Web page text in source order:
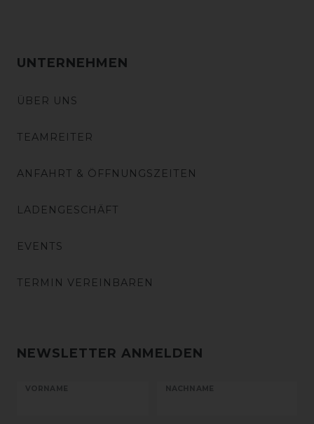
UNTERNEHMEN
ÜBER UNS
TEAMREITER
ANFAHRT & ÖFFNUNGSZEITEN
LADENGESCHÄFT
EVENTS
TERMIN VEREINBAREN
NEWSLETTER ANMELDEN
VORNAME NACHNAME